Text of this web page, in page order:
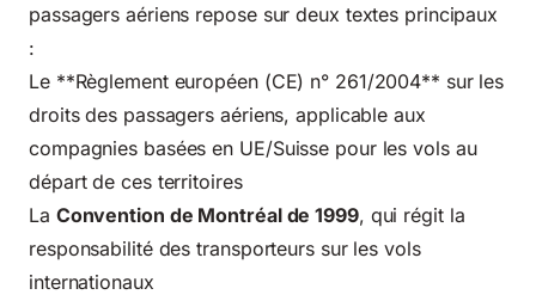
passagers aériens repose sur deux textes principaux
:
Le **Règlement européen (CE) n° 261/2004** sur les
droits des passagers aériens, applicable aux
compagnies basées en UE/Suisse pour les vols au
départ de ces territoires
La Convention de Montréal de 1999, qui régit la
responsabilité des transporteurs sur les vols
internationaux